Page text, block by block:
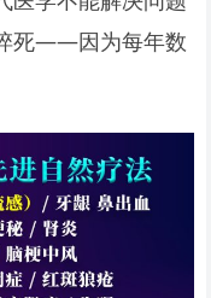
死——因为每年数